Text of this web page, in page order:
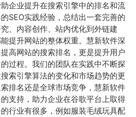
企业提升在搜索引擎中的排名和流
SEO实践经验，总结出一套完善的
、内容创作、站内优化到外链建
提升网站的整体权重。慧新软件深
高网站的搜索排名，更是提升用户
过程。我们的团队在实践中不断探
索引擎算法的变化和市场趋势的更
排名还是全球市场竞争，慧新软件
支持，助力企业在谷歌平台上取得
行业有很多，例如服装毛绒玩具配